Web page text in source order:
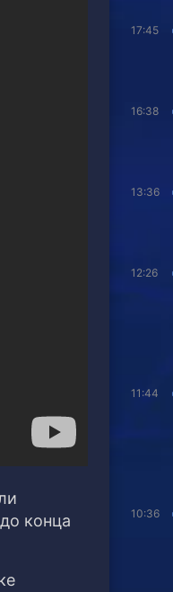
конца
17:45
16:38
13:36
12:26
11:44
10:36